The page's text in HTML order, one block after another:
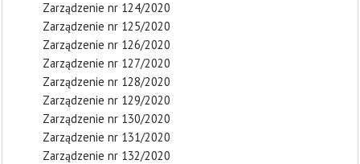
Zarządzenie nr 124/2020
Zarządzenie nr 125/2020
Zarządzenie nr 126/2020
Zarządzenie nr 127/2020
Zarządzenie nr 128/2020
Zarządzenie nr 129/2020
Zarządzenie nr 130/2020
Zarządzenie nr 131/2020
Zarządzenie nr 132/2020